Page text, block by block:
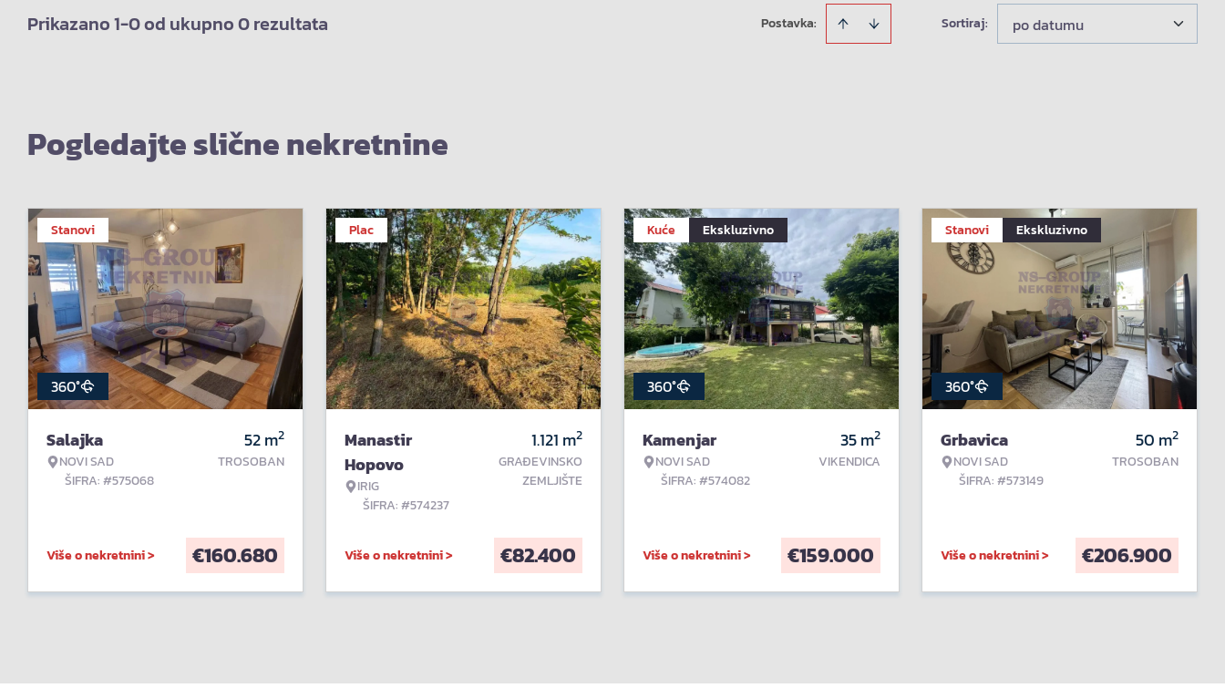
Prikazano 1-0 od ukupno 0 rezultata Postavka: Sortiraj: po datumu
Pogledajte slične nekretnine
Stanovi
360°
Salajka
NOVI SAD
ŠIFRA: #575068
52m2
TROSOBAN
Više o nekretnini > €160.680
Plac
Manastir
Hopovo
IRIG
ŠIFRA: #574237
1.121 m2
GRAĐEVINSKO
ZEMLJIŠTE
Više o nekretnini > €82.400
Kuće Ekskluzivno
360°
Kamenjar
NOVI SAD
ŠIFRA: #574082
35m2
VIKENDICA
Više o nekretnini > €159.000
Stanovi Ekskluzivno
360°
Grbavica
NOVI SAD
ŠIFRA: #573149
50 m2
TROSOBAN
Više o nekretnini > €206.900